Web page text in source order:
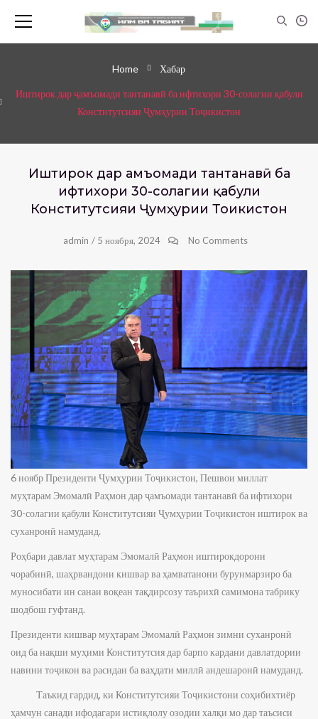
Home Хабар
Иштирок дар ҷамъомади тантанавӣ ба ифтихори 30-солагии қабули
Конститутсияи Ҷумҳурии Тоҷикистон
Иштирок дар ҷамъомади тантанавӣ ба
ифтихори 30-солагии қабули
Конститутсияи Ҷумҳурии Тоҷикистон
admin / 5 ноября, 2024 No Comments
6 ноябр Президенти Ҷумҳурии Тоҷикистон, Пешвои миллат
муҳтарам Эмомалӣ Раҳмон дар ҷамъомади тантанавӣ ба ифтихори
30-солагии қабули Конститутсияи Ҷумҳурии Тоҷикистон иштирок ва
суханронӣ намуданд.
Роҳбари давлат муҳтарам Эмомалӣ Раҳмон иштирокдорони
чорабинӣ, шаҳрвандони кишвар ва ҳамватанони бурунмарзиро ба
муносибати ин санаи воқеан тақдирсозу таърихӣ самимона табрику
шодбош гуфтанд.
Президенти кишвар муҳтарам Эмомалӣ Раҳмон зимни суханронӣ
оид ба нақши муҳими Конститутсия дар барпо кардани давлатдории
навини тоҷикон ва расидан ба ваҳдати миллӣ андешаронӣ намуданд.
Таъкид гардид, ки Конститутсияи Тоҷикистони соҳибихтиёр
ҳамчун санади ифодагари истиқлолу озодии халқи мо дар таъсиси